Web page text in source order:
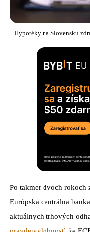
Hypotéky na Slovensku
Po takmer dvoch rokoch
Európska centrálna
aktuálnych trhových